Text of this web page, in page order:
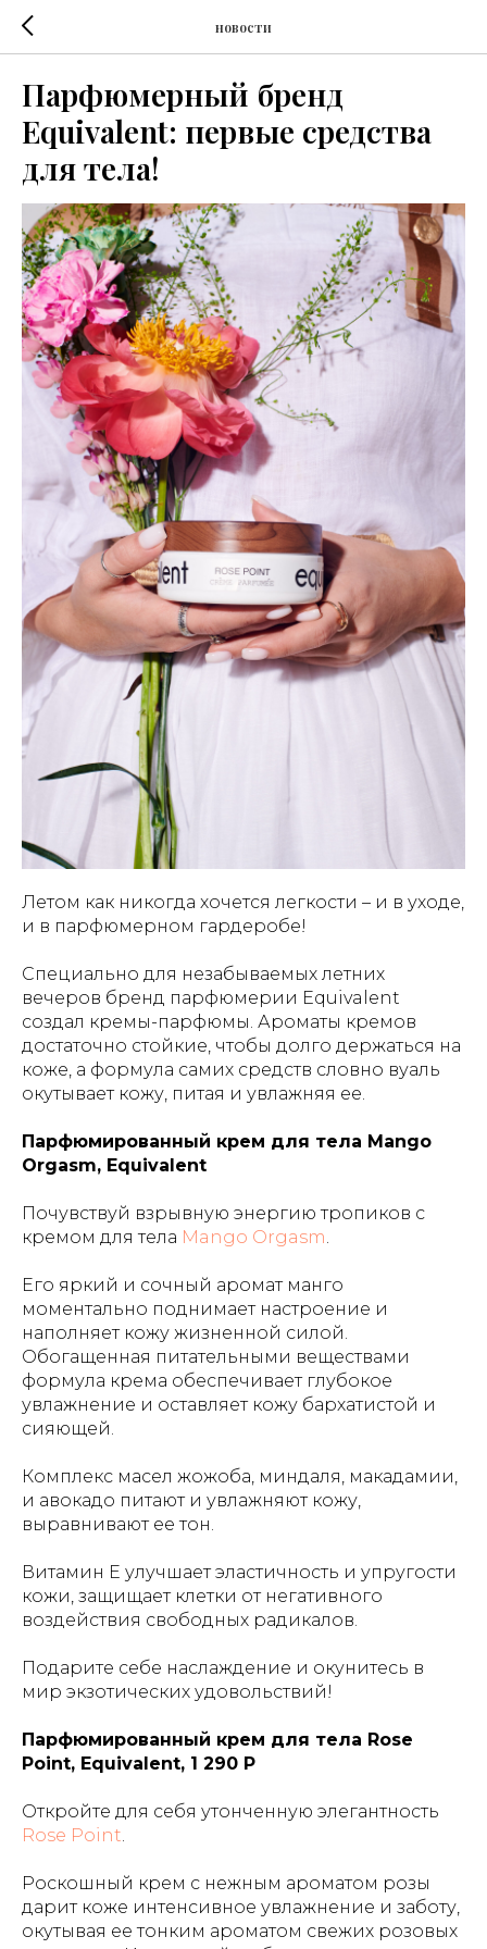
новости
Парфюмерный бренд
Equivalent: первые средства
для тела!
Летом как никогда хочется легкости – и в уходе,
и в парфюмерном гардеробе!
Специально для незабываемых летних
вечеров бренд парфюмерии Equivalent
создал кремы-парфюмы. Ароматы кремов
достаточно стойкие, чтобы долго держаться на
коже, а формула самих средств словно вуаль
окутывает кожу, питая и увлажняя ее.
Парфюмированный крем для тела Mango
Orgasm, Equivalent
Почувствуй взрывную энергию тропиков с
кремом для тела Mango Orgasm.
Его яркий и сочный аромат манго
моментально поднимает настроение и
наполняет кожу жизненной силой.
Обогащенная питательными веществами
формула крема обеспечивает глубокое
увлажнение и оставляет кожу бархатистой и
сияющей.
Комплекс масел жожоба, миндаля, макадамии,
и авокадо питают и увлажняют кожу,
выравнивают ее тон.
Витамин Е улучшает эластичность и упругости
кожи, защищает клетки от негативного
воздействия свободных радикалов.
Подарите себе наслаждение и окунитесь в
мир экзотических удовольствий!
Парфюмированный крем для тела Rose
Point, Equivalent, 1 290 Р
Откройте для себя утонченную элегантность
Rose Point.
Роскошный крем с нежным ароматом розы
дарит коже интенсивное увлажнение и заботу,
окутывая ее тонким ароматом свежих розовых